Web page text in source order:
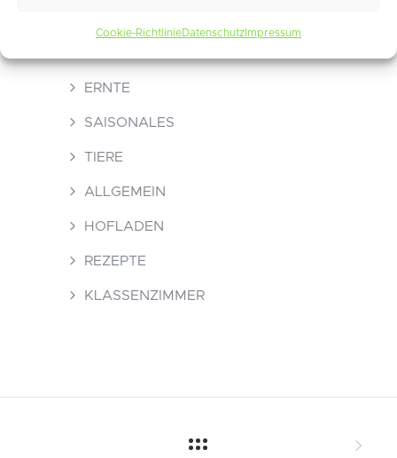
Cookie-RichtlinieDatenschutz Impressum
ERNTE
SAISONALES
TIERE
ALLGEMEIN
HOFLADEN
REZEPTE
KLASSENZIMMER